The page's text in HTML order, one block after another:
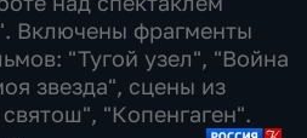
Включены фрагменты
"Тугой узел", "Война
звезда", сцены из
"Копенгаген".